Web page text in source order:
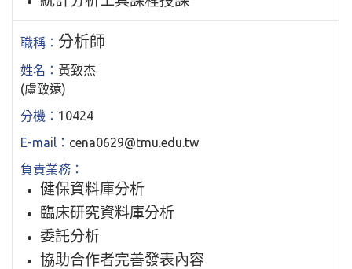
分析師
黃致杰
(盧致遠)
10424
cena0629@tmu.edu.tw
健保資料庫分析
臨床研究資料庫分析
委託分析
協助合作者完善發表內容